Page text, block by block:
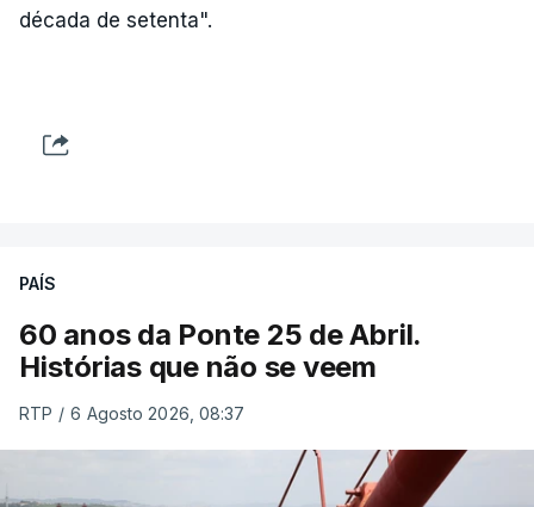
década de setenta".
PAÍS
60 anos da Ponte 25 de Abril.
Histórias que não se veem
RTP / 6 Agosto 2026, 08:37